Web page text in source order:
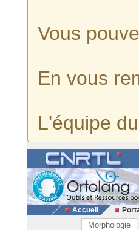
Vous
En vous
L'équipe
Accueil
Morphologie